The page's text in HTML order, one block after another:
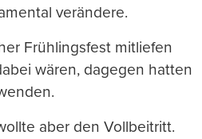
verändere.
Frühlingsfest mitliefen
wären, dagegen hatten
aber den Vollbeitritt.